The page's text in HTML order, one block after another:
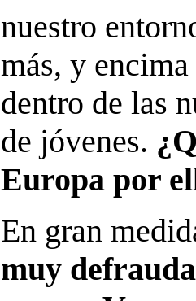
nuestro
más, y
dentro de las
de jóvenes.
Europa por
En gran
muy